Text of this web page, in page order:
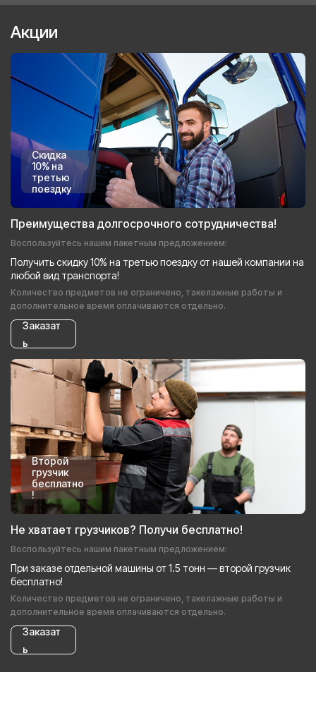
Акции
Скидка
10% на
третью
поездку
Преимущества долгосрочного сотрудничества!
Воспользуйтесь нашим пакетным предложением:
Получить скидку 10% на третью поездку от нашей компании на
любой вид транспорта!
Количество предметов не ограничено, такелажные работы и
дополнительное время оплачиваются отдельно.
Заказат
ь
Второй
грузчик
бесплатно
!
Не хватает грузчиков? Получи бесплатно!
Воспользуйтесь нашим пакетным предложением:
При заказе отдельной машины от 1.5 тонн — второй грузчик
бесплатно!
Количество предметов не ограничено, такелажные работы и
дополнительное время оплачиваются отдельно.
Заказат
ь